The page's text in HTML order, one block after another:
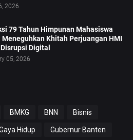
2026
79 Tahun Himpunan Mahasiswa
Meneguhkan Khitah Perjuangan HMI
Digital
05, 2026
BMKG BNN Bisnis
Hidup Gubernur Banten